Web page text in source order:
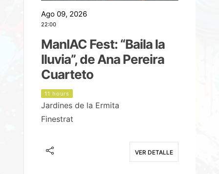
Ago 09, 2026
22:00
ManIAC Fest: “Baila la
lluvia”, de Ana Pereira
Cuarteto
11 hours
Jardines de la Ermita
Finestrat
VER DETALLE